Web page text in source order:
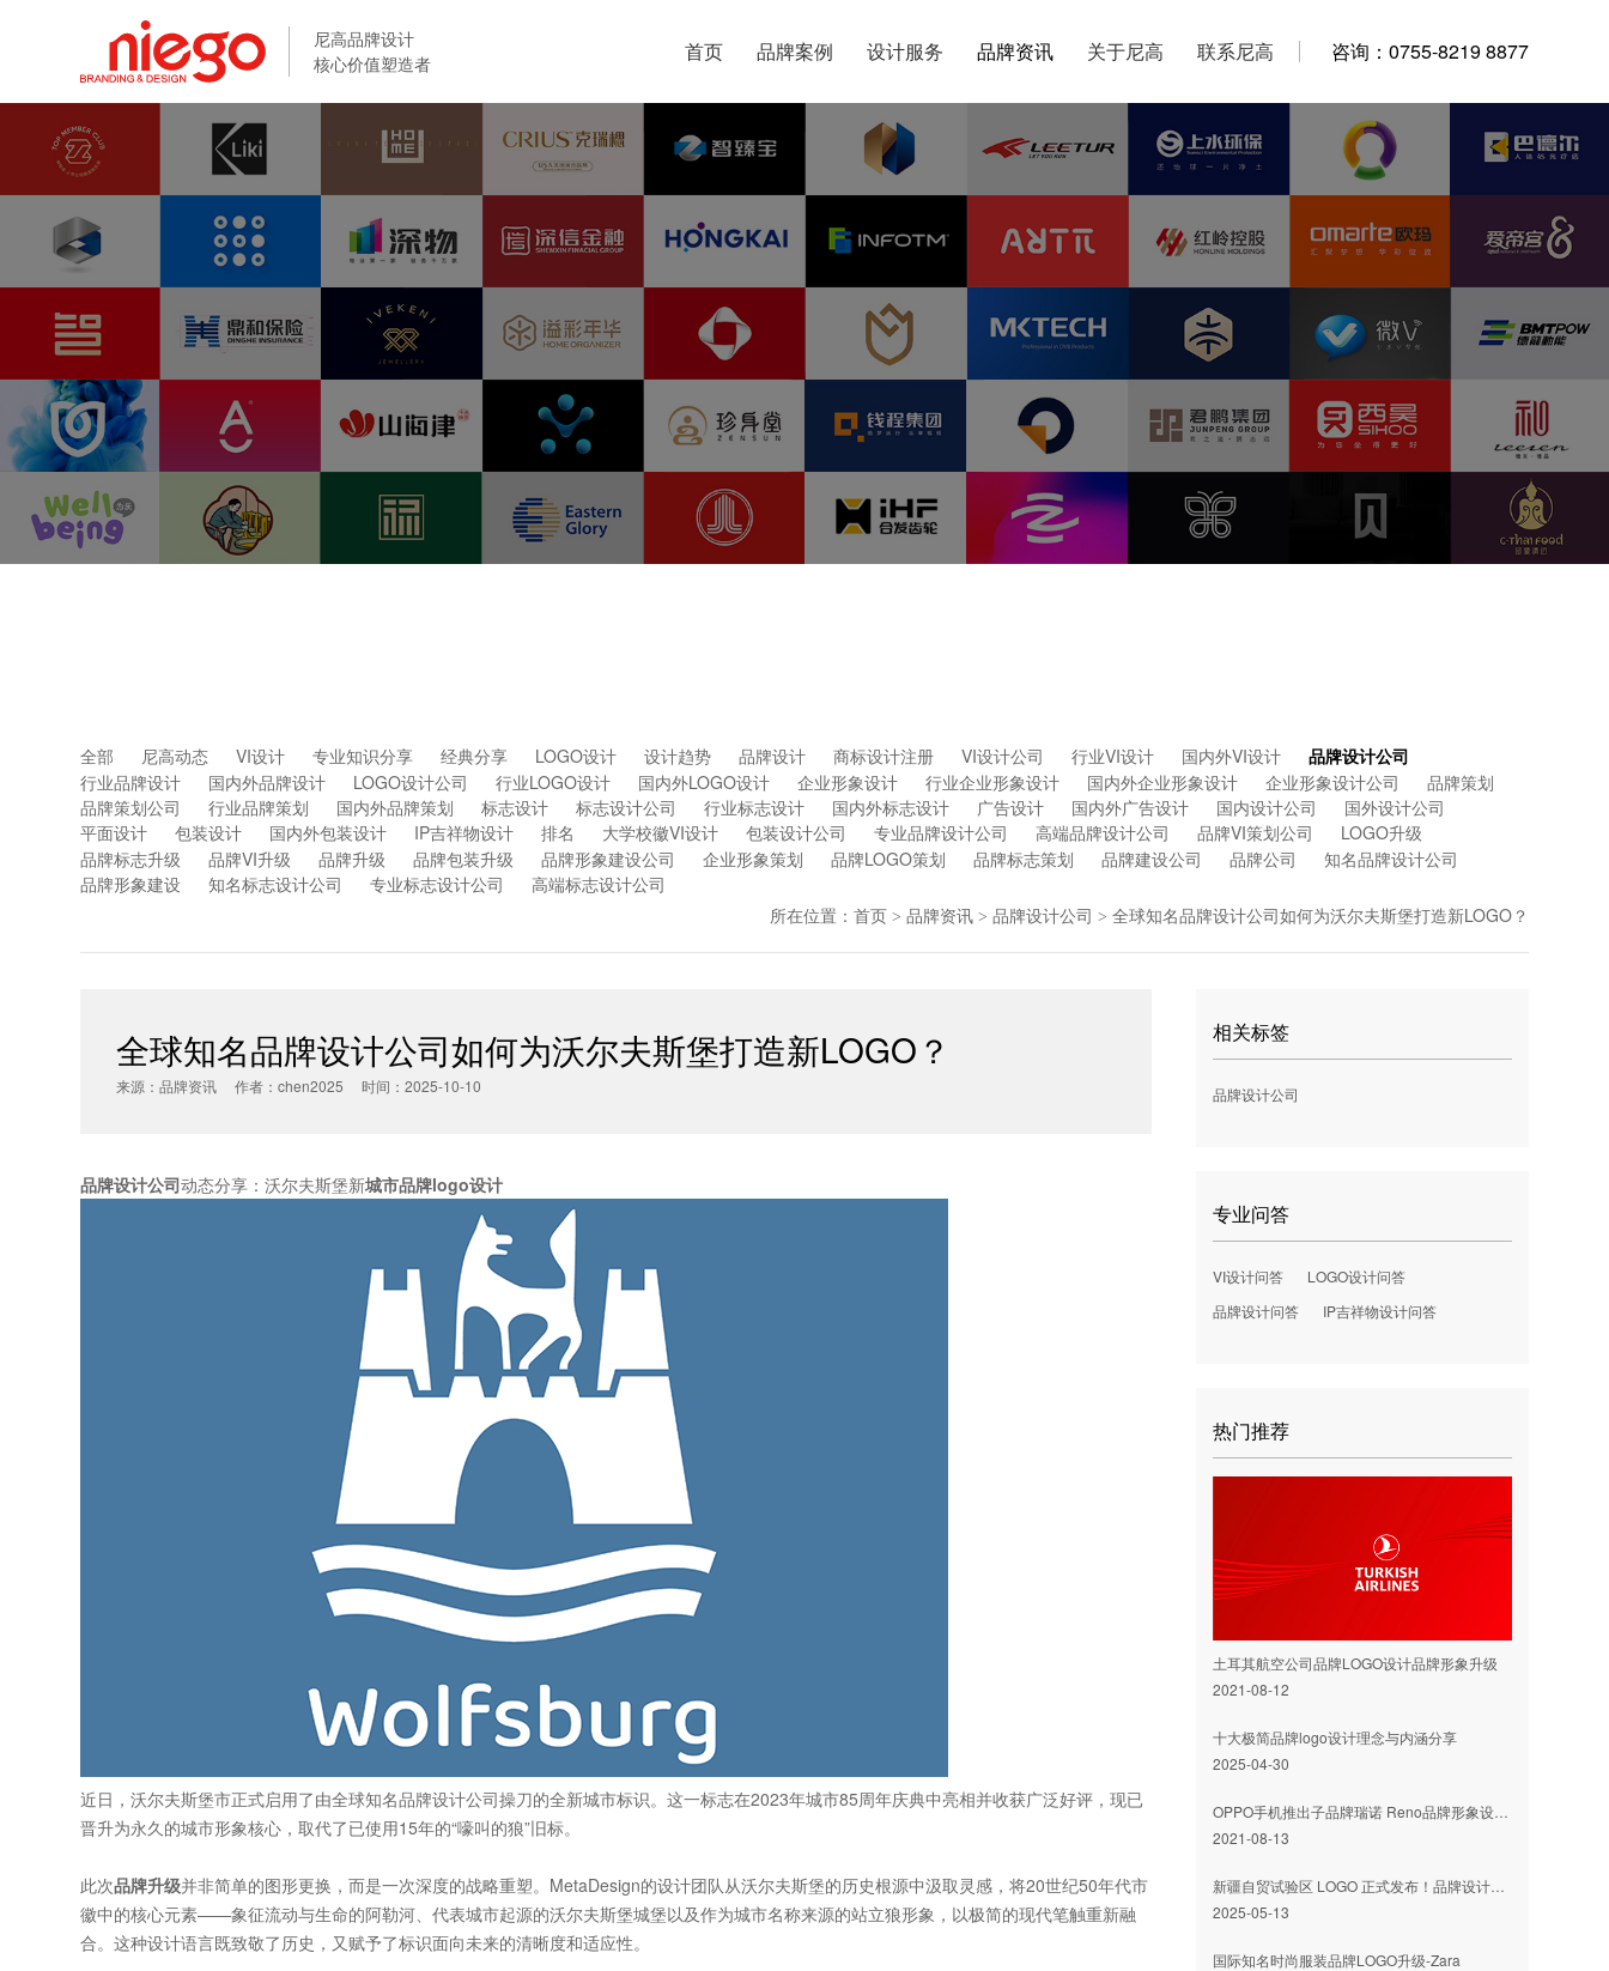
尼高品牌设计
核心价值塑造者
首页 品牌案例 设计服务 品牌资讯 关于尼高 联系尼高 咨询：0755-8219 8877
尼高品牌设计
核心价值塑造者
首页 品牌案例 设计服务 品牌资讯 关于尼高 联系尼高 咨询：0755-8219 8877
全部 尼高动态 VI设计 专业知识分享 经典分享 LOGO设计 设计趋势 品牌设计 商标设计注册 VI设计公司 行业VI设计 国内外VI设计
品牌设计公司
行业品牌设计
国内外品牌设计 LOGO设计公司 行业LOGO设计 国内外LOGO设计 企业形象设计 行业企业形象设计 国内外企业形象设计 企业形象设计公司
品牌策划
品牌策划公司
行业品牌策划 国内外品牌策划 标志设计 标志设计公司 行业标志设计 国内外标志设计 广告设计 国内外广告设计 国内设计公司
国外设计公司
平面设计
包装设计 国内外包装设计 IP吉祥物设计 排名 大学校徽VI设计 包装设计公司 专业品牌设计公司 高端品牌设计公司 品牌VI策划公司
LOGO升级
品牌标志升级
品牌VI升级 品牌升级 品牌包装升级 品牌形象建设公司 企业形象策划 品牌LOGO策划 品牌标志策划 品牌建设公司 品牌公司
知名品牌设计公司
品牌形象建设
知名标志设计公司 专业标志设计公司
高端标志设计公司
所在位置： 首页 > 品牌资讯 > 品牌设计公司 > 全球知名品牌设计公司如何为沃尔夫斯堡打造新LOGO？
全球知名品牌设计公司如何为沃尔夫斯堡打造新LOGO？
来源：品牌资讯 作者：chen2025 时间：2025-10-10
品牌设计公司动态分享：沃尔夫斯堡新城市品牌logo设计
近日，沃尔夫斯堡市正式启用了由全球知名品牌设计公司操刀的全新城市标识。这一标志在2023年城市85周年庆典中亮相并收获广泛好评，现已
晋升为永久的城市形象核心，取代了已使用15年的“嚎叫的狼”旧标。
此次品牌升级并非简单的图形更换，而是一次深度的战略重塑。MetaDesign的设计团队从沃尔夫斯堡的历史根源中汲取灵感，将20世纪50年代市
徽中的核心元素——象征流动与生命的阿勒河、代表城市起源的沃尔夫斯堡城堡以及作为城市名称来源的站立狼形象，以极简的现代笔触重新融
合。这种设计语言既致敬了历史，又赋予了标识面向未来的清晰度和适应性。
相关标签
品牌设计公司
专业问答
VI设计问答
LOGO设计问答
品牌设计问答
IP吉祥物设计问答
热门推荐
土耳其航空公司品牌LOGO设计品牌形象升级
2021-08-12
十大极简品牌logo设计理念与内涵分享
2025-04-30
OPPO手机推出子品牌瑞诺 Reno品牌形象设计发布
2021-08-13
新疆自贸试验区 LOGO 正式发布！品牌设计与 LOGO 设计双赋能，邀您共赏开放新形象
2025-05-13
国际知名时尚服装品牌LOGO升级-Zara